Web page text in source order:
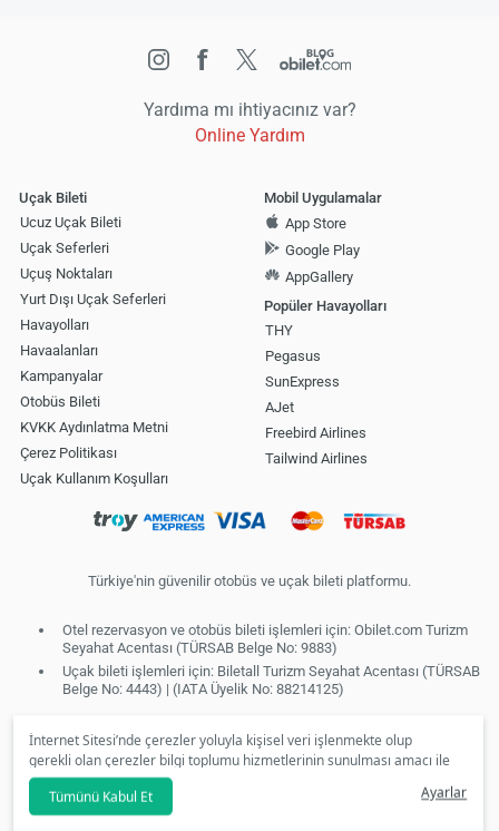
İnternet Sitesi’nde çerezler yoluyla kişisel veri işlenmekte olup
gerekli olan çerezler bilgi toplumu hizmetlerinin sunulması amacı ile
kullanılmaktadır. Tercihleriniz doğrultusunda size özel
kişiselleştirilmiş çerezleri ve özel kampanyaları
seçeneğine
tıklamanız halinde kullanımınıza sunamayacağız.
Tümünü Kabul Et Ayarlar
Yardıma mı ihtiyacınız var?
Online Yardım
Uçak Bileti
Ucuz Uçak Bileti
Uçak Seferleri
Uçuş Noktaları
Yurt Dışı Uçak Seferleri
Havayolları
Havaalanları
Kampanyalar
Otobüs Bileti
KVKK Aydınlatma Metni
Çerez Politikası
Uçak Kullanım Koşulları
Mobil Uygulamalar
App Store
Google Play
AppGallery
Popüler Havayolları
THY
Pegasus
SunExpress
AJet
Freebird Airlines
Tailwind Airlines
Türkiye'nin güvenilir otobüs ve uçak bileti platformu.
Otel rezervasyon ve otobüs bileti işlemleri için: Obilet.com Turizm
Seyahat Acentası (TÜRSAB Belge No: 9883)
Uçak bileti işlemleri için: Biletall Turizm Seyahat Acentası (TÜRSAB
Belge No: 4443) | (IATA Üyelik No: 88214125)